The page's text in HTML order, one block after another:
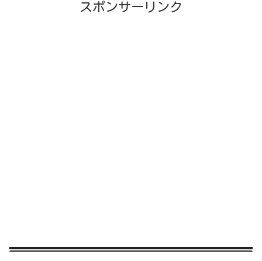
スポンサーリンク